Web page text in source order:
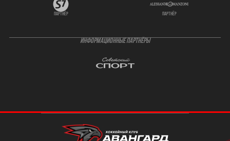
партнёр партнёр
ИНФОРМАЦИОННЫЕ ПАРТНЁРЫ